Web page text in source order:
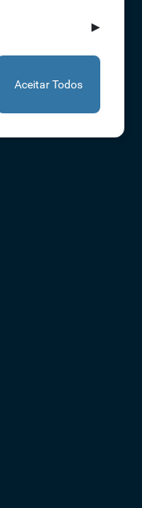
▶
Aceitar Todos